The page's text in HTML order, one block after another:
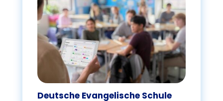
Deutsche Evangelische Schule